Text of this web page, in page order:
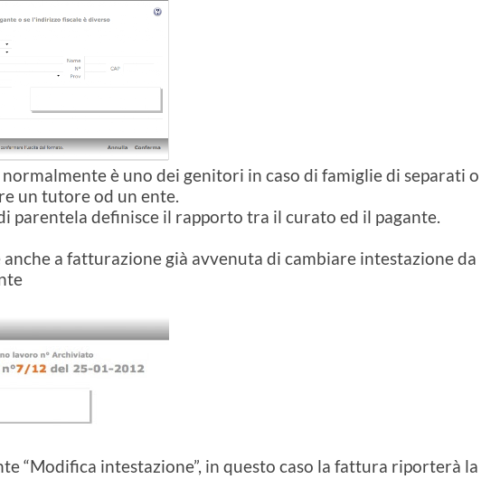
è uno dei genitori in caso di famiglie di separati o
un tutore od un ente.
parentela definisce il rapporto tra il curato ed il pagante.
a fatturazione già avvenuta di cambiare intestazione da
“Modifica intestazione”, in questo caso la fattura riporterà la